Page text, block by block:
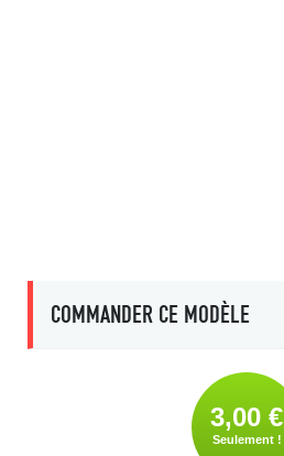
COMMANDER CE MODÈLE
3,00 €
Seulement !